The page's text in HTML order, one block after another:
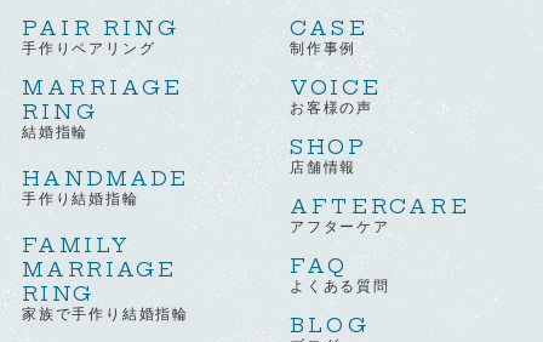
PAIR RING
手作りペアリング
MARRIAGE
RING
結婚指輪
HANDMADE
手作り結婚指輪
FAMILY
MARRIAGE
RING
家族で手作り結婚指輪
CASE
制作事例
VOICE
お客様の声
SHOP
店舗情報
AFTERCARE
アフターケア
FAQ
よくある質問
BLOG